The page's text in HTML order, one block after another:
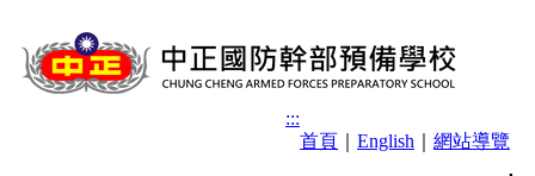
首頁 English 網站導覽
:::